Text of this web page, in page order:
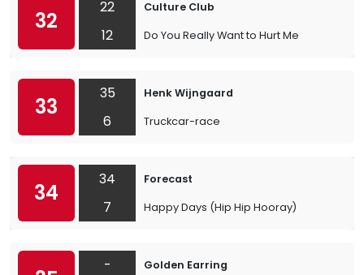
32
22
12
Culture Club
Do You Really Want to Hurt Me
33
35
6
Henk Wijngaard
Truckcar-race
34
34
7
Forecast
Happy Days (Hip Hip Hooray)
-
Golden Earring